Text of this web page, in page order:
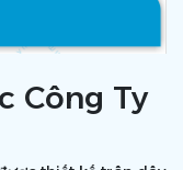
Công Ty